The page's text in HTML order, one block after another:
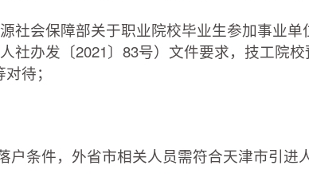
会保障部关于职业院校毕业生参加事业单
社办发〔2021〕83号）文件要求，技工院
待；
条件，外省市相关人员需符合天津市引进